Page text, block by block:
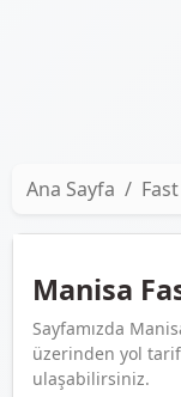
Ana Sayfa
Manisa
Sayfamızda
üzerinden yol
ulaşabilirsiniz.